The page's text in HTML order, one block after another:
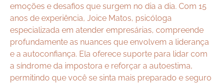
emoções e desafios que surgem no dia a dia. Com 15
anos de experiência, Joice Matos, psicóloga
especializada em atender empresárias, compreende
profundamente as nuances que envolvem a liderança
e a autoconfiança. Ela oferece suporte para lidar com
a síndrome da impostora e reforçar a autoestima,
permitindo que você se sinta mais preparado e seguro